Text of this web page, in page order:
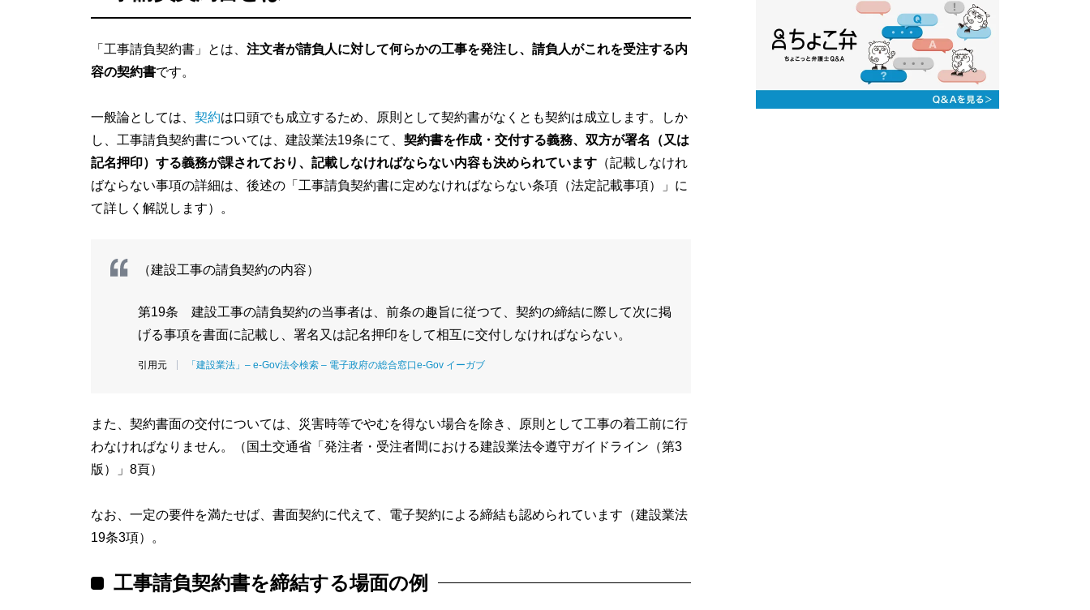
「工事請負契約書」とは、 注文者が請負人に対して何らかの工事を発注し、請負人がこれを受注する内
容の契約書です。
一般論としては、 契約は口頭でも成立するため、原則として契約書がなくとも契約は成立します。しか
し、工事請負契約書については、建設業法19条にて、 契約書を作成・交付する義務、双方が署名（又は
記名押印）する義務が課されており、記載しなければならない内容も決められています （記載しなけれ
ばならない事項の詳細は、後述の「工事請負契約書に定めなければならない条項（法定記載事項）」に
て詳しく解説します）。
（建設工事の請負契約の内容）
第19条 建設工事の請負契約の当事者は、前条の趣旨に従つて、契約の締結に際して次に掲
げる事項を書面に記載し、署名又は記名押印をして相互に交付しなければならない。
「建設業法」– e-Gov法令検索 – 電子政府の総合窓口e-Gov イーガブ
また、契約書面の交付については、災害時等でやむを得ない場合を除き、原則として工事の着工前に行
わなければなりません。（国土交通省「発注者・受注者間における建設業法令遵守ガイドライン（第3
版）」8頁）
なお、一定の要件を満たせば、書面契約に代えて、電子契約による締結も認められています（建設業法
19条3項）。
工事請負契約書を締結する場面の例